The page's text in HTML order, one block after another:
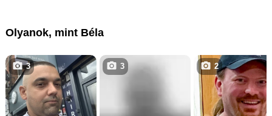
Olyanok, mint Béla
3 3 2